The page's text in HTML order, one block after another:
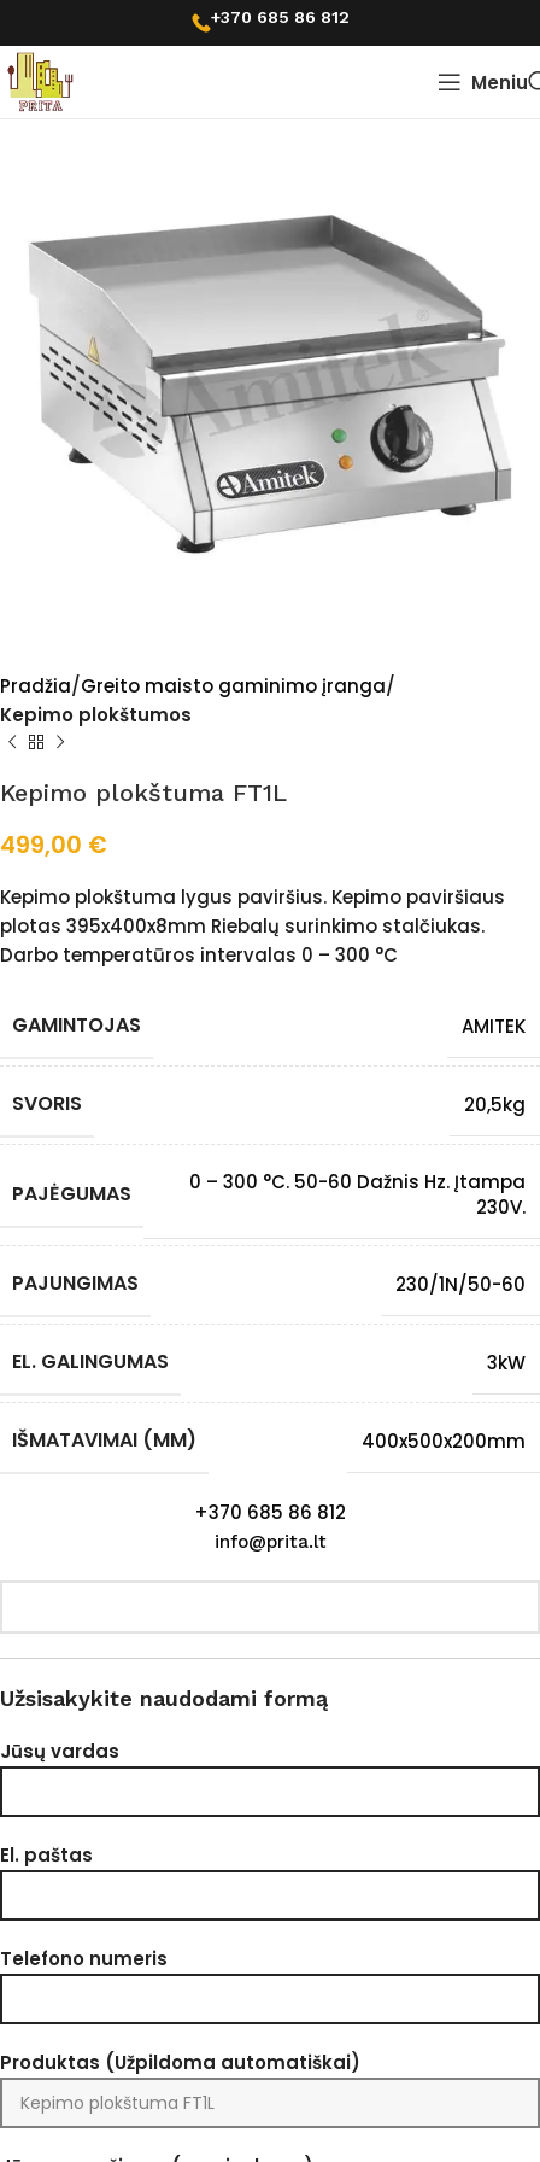
+370 685 86 812
Meniu
Pradžia Greito maisto gaminimo įranga
Kepimo plokštumos
Kepimo plokštuma FT1L
499,00 €
Kepimo plokštuma lygus paviršius. Kepimo paviršiaus
plotas 395x400x8mm Riebalų surinkimo stalčiukas.
Darbo temperatūros intervalas 0 – 300 °C
GAMINTOJAS AMITEK
SVORIS 20,5kg
PAJĖGUMAS
0 – 300 °C. 50-60 Dažnis Hz. Įtampa
230V.
PAJUNGIMAS 230/1N/50-60
EL. GALINGUMAS 3kW
IŠMATAVIMAI (MM) 400x500x200mm
+370 685 86 812
info@prita.lt
Užsisakykite naudodami formą
Jūsų vardas
El. paštas
Telefono numeris
Produktas (Užpildoma automatiškai)